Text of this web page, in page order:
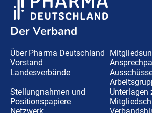
Der Verband
Über Pharma Deutschland
Vorstand
Landesverbände
Stellungnahmen und
Positionspapiere
Unterlagen